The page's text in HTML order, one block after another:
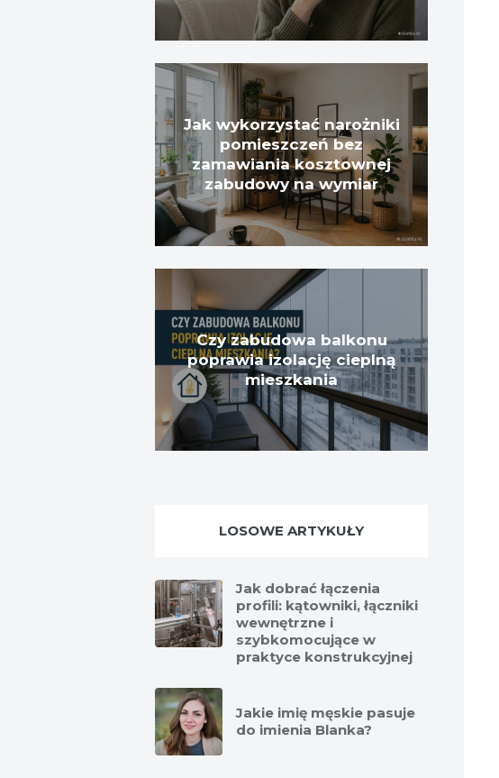
Jak wykorzystać narożniki
pomieszczeń bez
zamawiania kosztownej
zabudowy na wymiar
Czy zabudowa balkonu
poprawia izolację cieplną
mieszkania
LOSOWE ARTYKUŁY
Jak dobrać łączenia
profili: kątowniki, łączniki
wewnętrzne i
szybkomocujące w
praktyce konstrukcyjnej
Jakie imię męskie pasuje
do imienia Blanka?